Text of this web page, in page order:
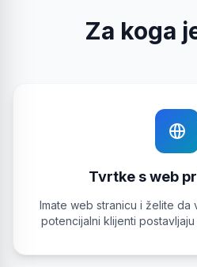
Za koga
Tvrtke s web
Imate web stranicu i želite da
potencijalni klijenti